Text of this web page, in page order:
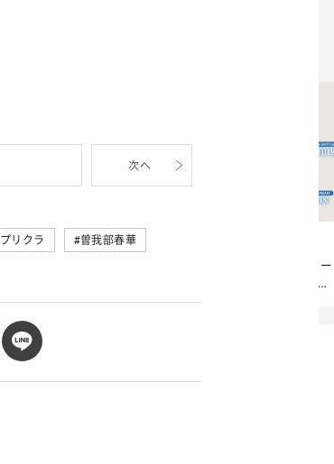
次へ
プリクラ 曽我部春華カルチャー
【Dリーグ】Ray世代注目のプロダンサー
集団♡ 各チームを彩る「イケメンダンサ
ー」特集